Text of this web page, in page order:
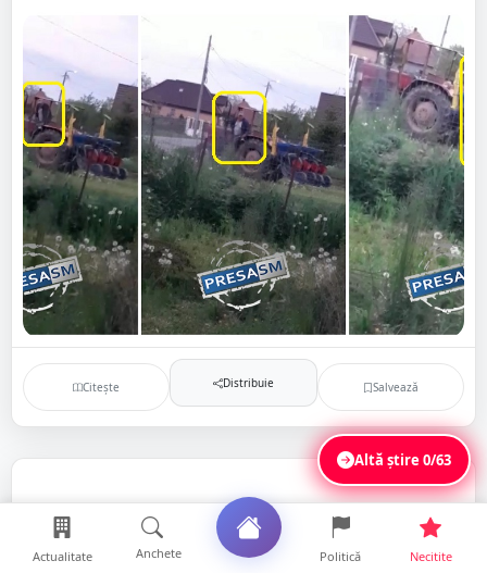
Citește Distribuie Salvează
Altă știre0/63
Actualitate Anchete Politică Necitite